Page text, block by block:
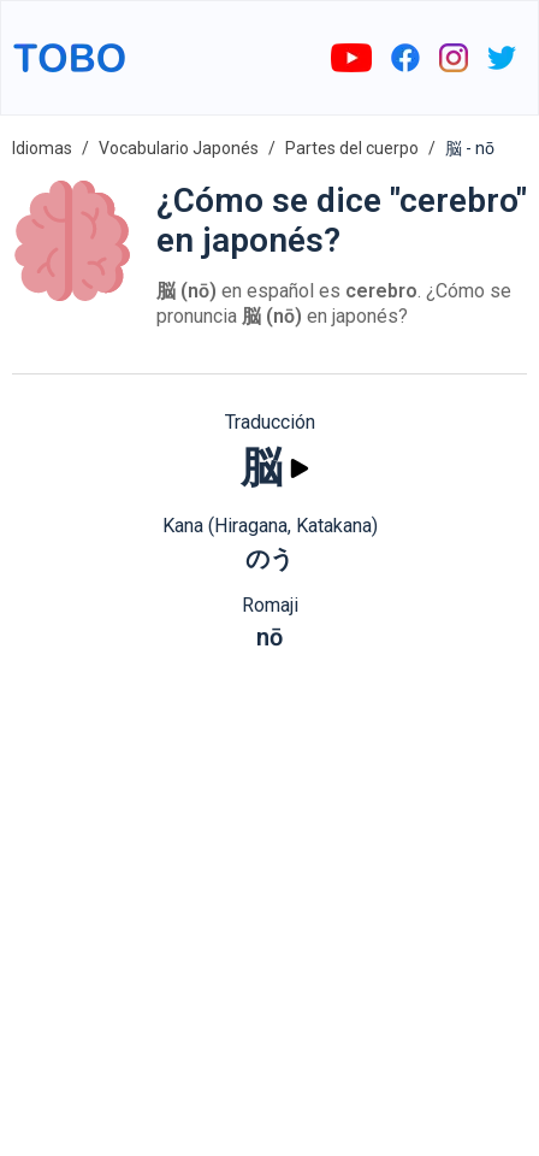
Idiomas Vocabulario Japonés Partes del cuerpo 脳 - nō
¿Cómo se dice "cerebro"
en japonés?
脳 (nō) en español es cerebro. ¿Cómo se
pronuncia 脳 (nō) en japonés?
Traducción
脳
Kana (Hiragana, Katakana)
のう
Romaji
nō